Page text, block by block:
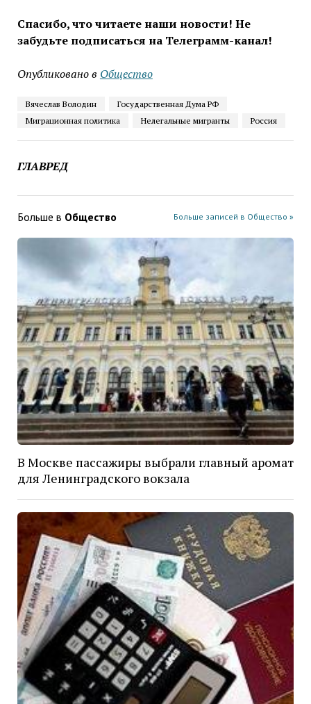
Спасибо, что читаете наши новости! Не
забудьте подписаться на Телеграмм-канал!
Опубликовано в Общество
Вячеслав Володин
Государственная Дума РФ
Миграционная политика
Нелегальные мигранты Россия
ГЛАВРЕД
Больше в Общество Больше записей в Общество »
В Москве пассажиры выбрали главный аромат
для Ленинградского вокзала